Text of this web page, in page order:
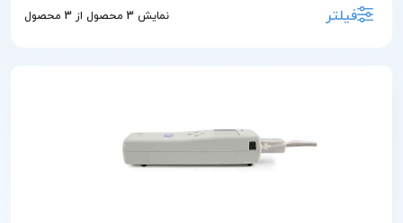
فیلتر نمایش 3 محصول از 3 محصول